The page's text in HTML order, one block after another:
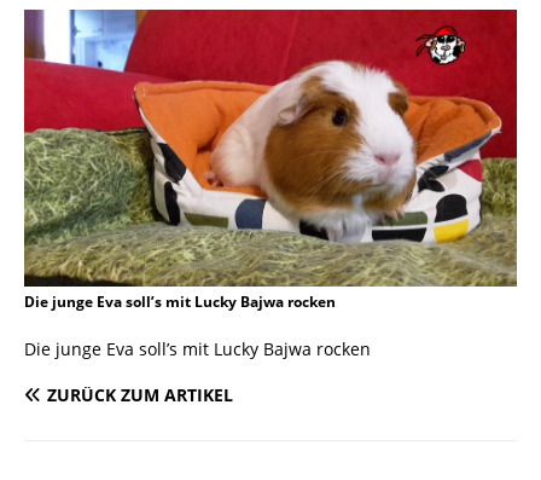
Die junge Eva soll’s mit Lucky Bajwa rocken
Die junge Eva soll’s mit Lucky Bajwa rocken
ZURÜCK ZUM ARTIKEL